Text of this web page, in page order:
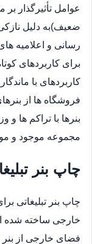
ضعیف)به دلیل
رسانی و اعلامیه
کاربردهای با
بنرها با تراکم ها
‏مجموعه موجود و
چاپ بنر
چاپ بنر تبلیغاتی
خارجی ساخته شده
فضای خارجی از بنر